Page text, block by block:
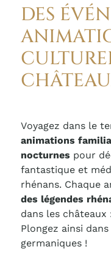
DES
Voyagez dans le
animations
nocturnes pour
fantastique et
rhénans. Chaque
des légendes
dans les
Plongez ainsi
germaniques !